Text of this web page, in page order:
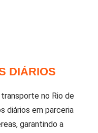
DIÁRIOS
no Rio de
diários em parceria
garantindo a